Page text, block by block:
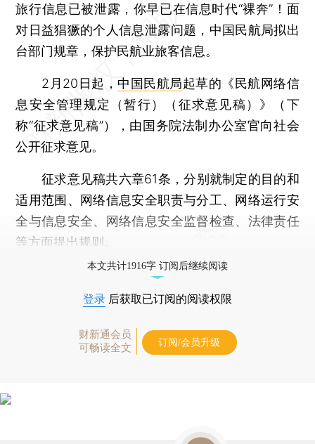
旅行信息已被泄露，你早已在信息时代“裸奔”！面
对日益猖獗的个人信息泄露问题，中国民航局拟出
台部门规章，保护民航业旅客信息。
2月20日起， 中国民航局起草的《民航网络信
息安全管理规定（暂行）（征求意见稿）》（下
称“征求意见稿”），由国务院法制办公室官向社会
公开征求意见。
征求意见稿共六章61条，分别就制定的目的和
适用范围、网络信息安全职责与分工、网络运行安
全与信息安全、网络信息安全监督检查、法律责任
等方面提出规则。
本文共计1916字 订阅后继续阅读
登录 后获取已订阅的阅读权限
财新通会员
可畅读全文
订阅/会员升级